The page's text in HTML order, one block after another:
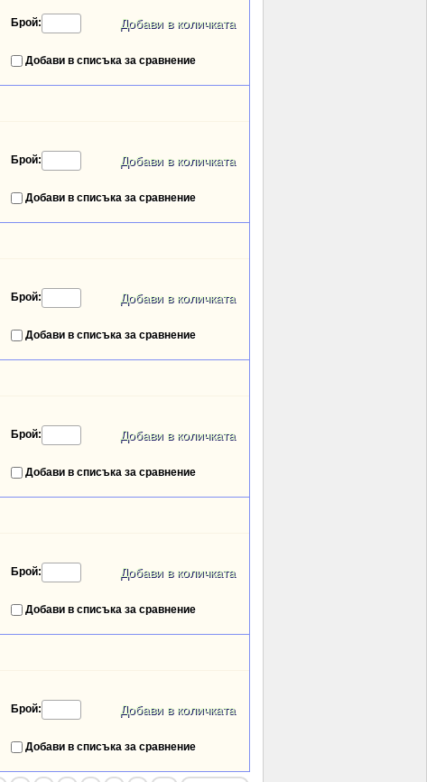
Брой:
Добави в списъка за сравнение
Брой:
Добави в списъка за сравнение
Брой:
Добави в списъка за сравнение
Брой:
Добави в списъка за сравнение
Брой:
Добави в списъка за сравнение
Брой:
Добави в списъка за сравнение